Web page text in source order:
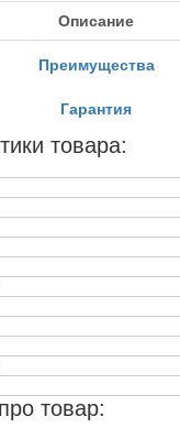
Описание
Преимущества
Гарантия
товара:
товар: